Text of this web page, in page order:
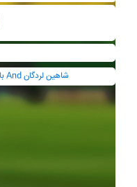
بازی های گذشته شهرداري بروجرد And شاهين لردگان